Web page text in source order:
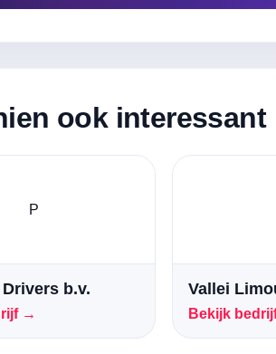
ook interessant
P
b.v.
→
Vallei
Bekijk